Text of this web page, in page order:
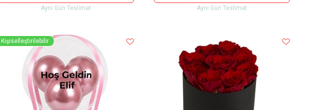
Aynı Gün Teslimat Aynı Gün Teslimat
Kişiselleştirilebilir